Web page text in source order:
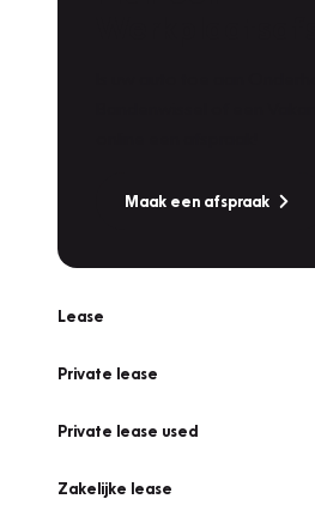
Maak een afspraak
Lease
Private lease
Private lease used
Zakelijke lease